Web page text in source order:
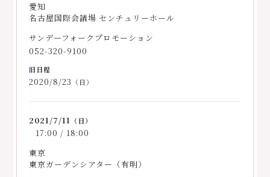
愛知
名古屋国際会議場 センチュリーホール
サンデーフォークプロモーション
052-320-9100
2020/8/23 （日）
2021/7/11 （日）
17:00 / 18:00
東京
東京ガーデンシアター（有明）